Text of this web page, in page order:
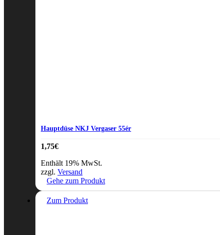
Hauptdüse NKJ Vergaser 55ér
1,75€
Enthält 19% MwSt.
zzgl. Versand
Gehe zum Produkt
Zum Produkt